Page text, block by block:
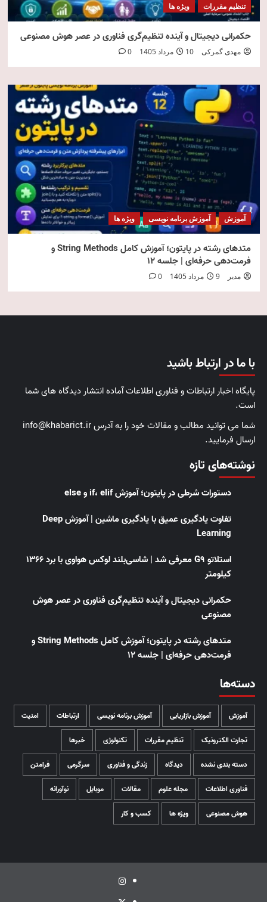
تنظیم مقررات ویژه ها
حکمرانی دیجیتال و آینده تنظیم‌گری فناوری در عصر هوش مصنوعی
مهدی گمرکی 10 مرداد 1405 0
آموزش آموزش برنامه نویسی ویژه ها
متدهای رشته در پایتون؛ آموزش کامل String Methods و
فرمت‌دهی حرفه‌ای | جلسه ۱۲
مدیر 9 مرداد 1405 0
با ما در ارتباط باشید
پایگاه اخبار ارتباطات و فناوری اطلاعات آماده انتشار دیدگاه های شما
است.
شما می توانید مطالب و مقالات خود را به آدرس info@khabarict.ir
ارسال فرمایید.
نوشته‌های تازه
دستورات شرطی در پایتون؛ آموزش if، elif و else
تفاوت یادگیری عمیق با یادگیری ماشین | آموزش Deep
Learning
استلاتو G9 معرفی شد | شاسی‌بلند لوکس هواوی با برد ۱۳۶۶
کیلومتر
حکمرانی دیجیتال و آینده تنظیم‌گری فناوری در عصر هوش
مصنوعی
متدهای رشته در پایتون؛ آموزش کامل String Methods و
فرمت‌دهی حرفه‌ای | جلسه ۱۲
دسته‌ها
آموزش آموزش بازاریابی آموزش برنامه نویسی ارتباطات امنیت
تجارت الکترونیک تنظیم مقررات تکنولوژی خبرها
دسته بندی نشده دیدگاه زندگی و فناوری سرگرمی فرامتن
فناوری اطلاعات مجله علوم مقالات موبایل نوآورانه
هوش مصنوعی ویژه ها کسب و کار
اینستاگرام